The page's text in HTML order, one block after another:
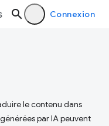
Connexion
le contenu dans
par IA peuvent